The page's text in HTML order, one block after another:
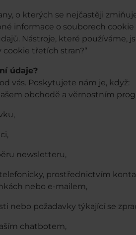
o kterých se nejčastěji
informace o souborech
Nástroje, které používáme,
třetích stran?“
údaje?
vás. Poskytujete nám je, když:
obchodě a věrnostním
newsletteru,
prostřednictvím
nebo e-mailem,
nebo požadavky týkající se
chatbotem,